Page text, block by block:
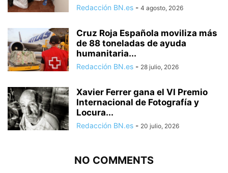
Redacción BN.es - 4 agosto, 2026
Cruz Roja Española moviliza más
de 88 toneladas de ayuda
humanitaria...
Redacción BN.es - 28 julio, 2026
Xavier Ferrer gana el VI Premio
Internacional de Fotografía y
Locura...
Redacción BN.es - 20 julio, 2026
NO COMMENTS